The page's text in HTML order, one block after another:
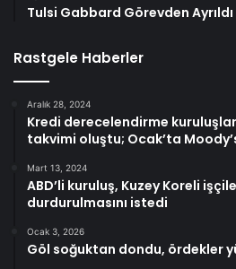
Tulsi Gabbard Görevden Ayrıldı
Rastgele Haberler
Aralık 28, 2024
Kredi derecelendirme
takvimi oluştu; Ocak’ta
Mart 13, 2024
ABD’li kuruluş, Kuzey Koreli
durdurulmasını istedi
Ocak 3, 2026
Göl soğuktan dondu, ördekler